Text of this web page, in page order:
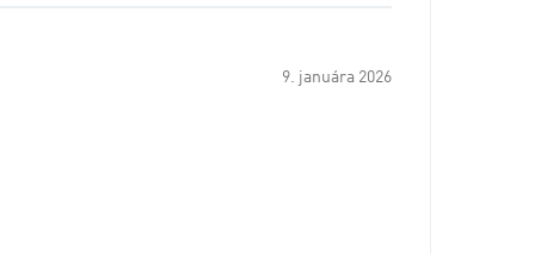
9. januára 2026